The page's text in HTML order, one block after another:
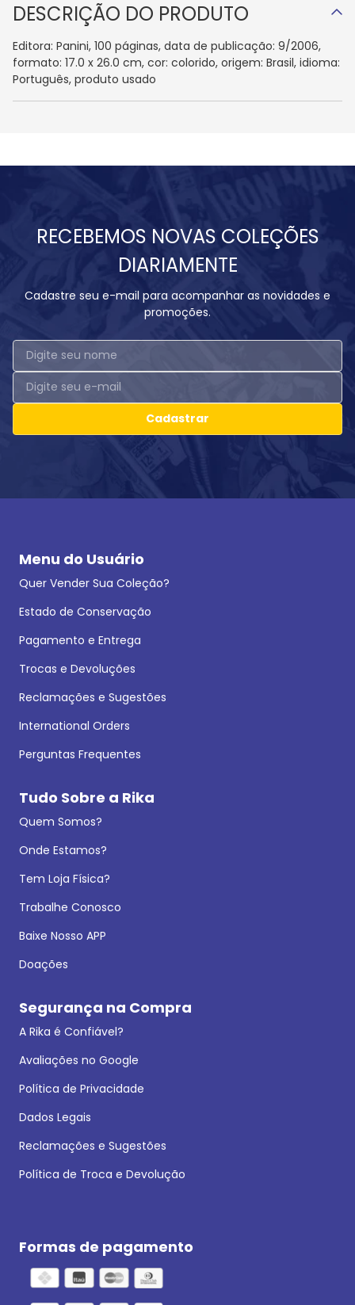
DESCRIÇÃO DO PRODUTO
Editora: Panini, 100 páginas, data de publicação: 9/2006,
formato: 17.0 x 26.0 cm, cor: colorido, origem: Brasil, idioma:
Português, produto usado
RECEBEMOS NOVAS COLEÇÕES
DIARIAMENTE
Cadastre seu e-mail para acompanhar as novidades e
promoções.
Cadastrar
Menu do Usuário
Quer Vender Sua Coleção?
Estado de Conservação
Pagamento e Entrega
Trocas e Devoluções
Reclamações e Sugestões
International Orders
Perguntas Frequentes
Tudo Sobre a Rika
Quem Somos?
Onde Estamos?
Tem Loja Física?
Trabalhe Conosco
Baixe Nosso APP
Doações
Segurança na Compra
A Rika é Confiável?
Avaliações no Google
Política de Privacidade
Dados Legais
Reclamações e Sugestões
Política de Troca e Devolução
Formas de pagamento